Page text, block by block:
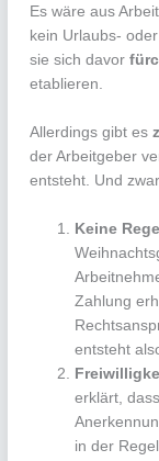
Es wäre aus
kein Urlaubs-
sie sich davor
etablieren.
Allerdings gibt es
der Arbeitgeber
entsteht. Und
Keine
Zahlung
entsteht
erklärt,
in der